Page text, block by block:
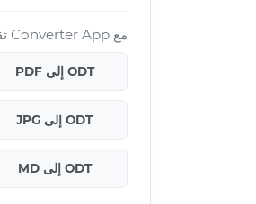
مع Converter App تقدر تحول ملفات ODT إلى عدة صيغ أخرى:
ODT إلى PDF
ODT إلى JPG
ODT إلى MD